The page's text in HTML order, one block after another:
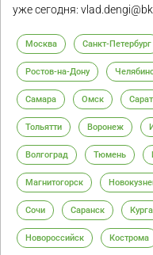
уже сегодня:
Москва Санкт-Петербург
Ростов-на-Дону
Самара Омск
Тольятти Воронеж
Волгоград Тюмень
Магнитогорск
Сочи Саранск
Новороссийск Кострома